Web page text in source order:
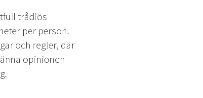
trådlös
per person.
och regler, där
opinionen